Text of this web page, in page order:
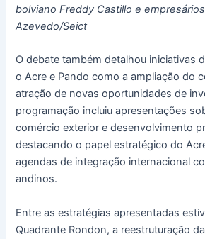
bolviano Freddy Castillo e
Azevedo/Seict
O debate também detalhou iniciativas
o Acre e Pando como a ampliação do
atração de novas oportunidades de
programação incluiu apresentações
comércio exterior e desenvolvimento
destacando o papel estratégico do
agendas de integração internacional
andinos.
Entre as estratégias apresentadas
Quadrante Rondon, a reestruturação